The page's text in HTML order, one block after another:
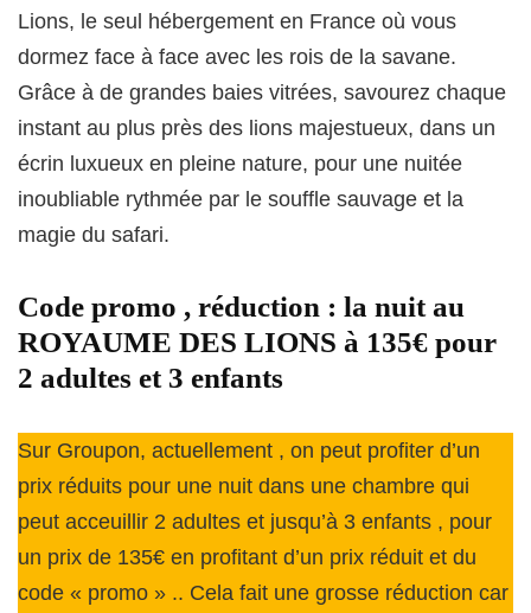
Lions, le seul hébergement en France où vous
dormez face à face avec les rois de la savane.
Grâce à de grandes baies vitrées, savourez chaque
instant au plus près des lions majestueux, dans un
écrin luxueux en pleine nature, pour une nuitée
inoubliable rythmée par le souffle sauvage et la
magie du safari.
Code promo , réduction : la nuit au
ROYAUME DES LIONS à 135€ pour
2 adultes et 3 enfants
Sur Groupon, actuellement , on peut profiter d’un
prix réduits pour une nuit dans une chambre qui
peut acceuillir 2 adultes et jusqu’à 3 enfants , pour
un prix de 135€ en profitant d’un prix réduit et du
code « promo » .. Cela fait une grosse réduction car